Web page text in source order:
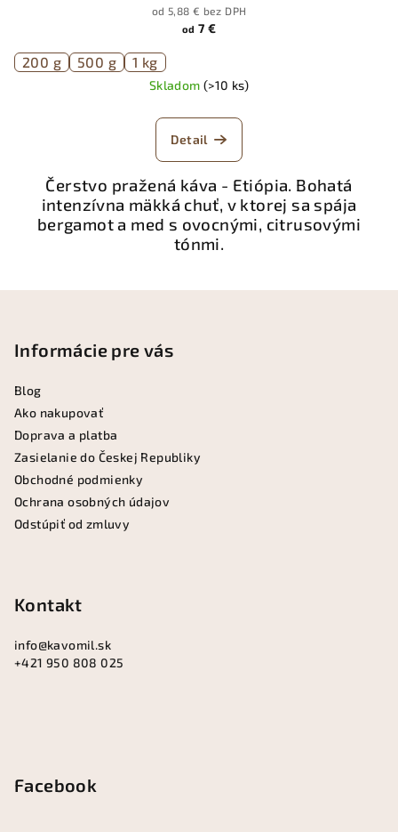
od 5,88 € bez DPH
od 7 €
200 g 500 g 1 kg
Skladom (>10 ks)
Detail
Čerstvo pražená káva - Etiópia. Bohatá
intenzívna mäkká chuť, v ktorej sa spája
bergamot a med s ovocnými, citrusovými
tónmi.
Informácie pre vás
Blog
Ako nakupovať
Doprava a platba
Zasielanie do Českej Republiky
Obchodné podmienky
Ochrana osobných údajov
Odstúpiť od zmluvy
Kontakt
info@kavomil.sk
+421 950 808 025
Facebook